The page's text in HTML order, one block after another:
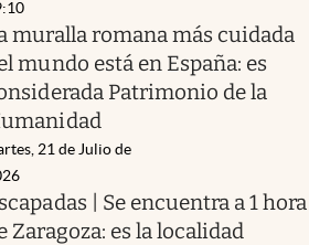
muralla romana más cuidada
mundo está en España: es
Patrimonio de la
21 de Julio de
| Se encuentra a 1 hora
Zaragoza: es la localidad